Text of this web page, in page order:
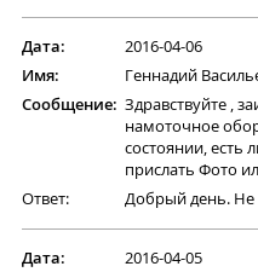
Дата:
2016-04-06
Имя:
Геннадий
Сообщение: Здравствуйте ,
намоточное
состоянии, есть
прислать Фото
Ответ:
Добрый день. Не
Дата:
2016-04-05